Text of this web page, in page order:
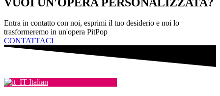
possono
scelte
nella
pagina
del
prodotto
Entra in contatto con noi, esprimi il tuo desiderio e noi lo
trasformeremo in un'opera PitPop
CONTATTACI
Italian